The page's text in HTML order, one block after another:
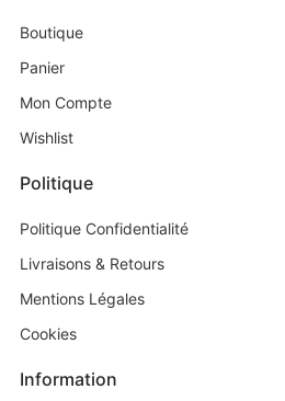
Boutique
Panier
Mon Compte
Wishlist
Politique
Politique Confidentialité
Livraisons & Retours
Mentions Légales
Cookies
Information